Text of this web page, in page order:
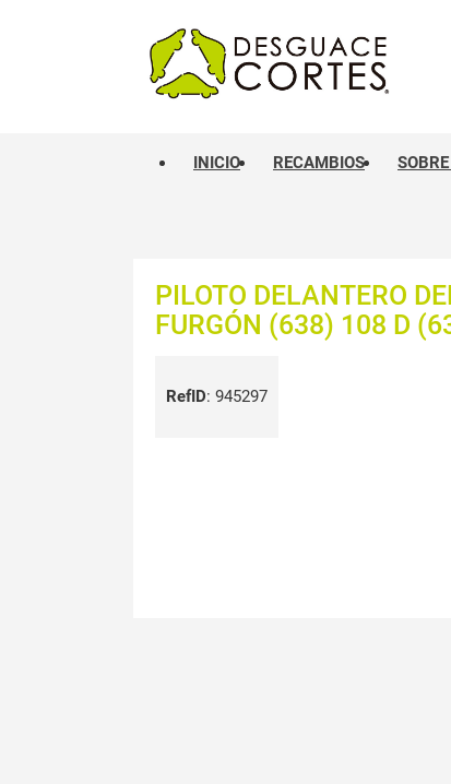
INICIO RECAMBIOS
PILOTO DELANTERO
FURGÓN (638) 108 D
RefID: 945297